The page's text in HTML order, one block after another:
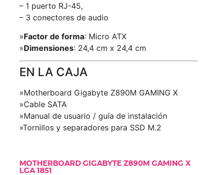
– 1 puerto RJ-45,
– 3 conectores de audio
»Factor de forma: Micro ATX
»Dimensiones: 24,4 cm x 24,4 cm
EN LA CAJA
»Motherboard Gigabyte Z890M GAMING X
»Cable SATA
»Manual de usuario / guía de instalación
»Tornillos y separadores para SSD M.2
MOTHERBOARD GIGABYTE Z890M GAMING X
LGA 1851